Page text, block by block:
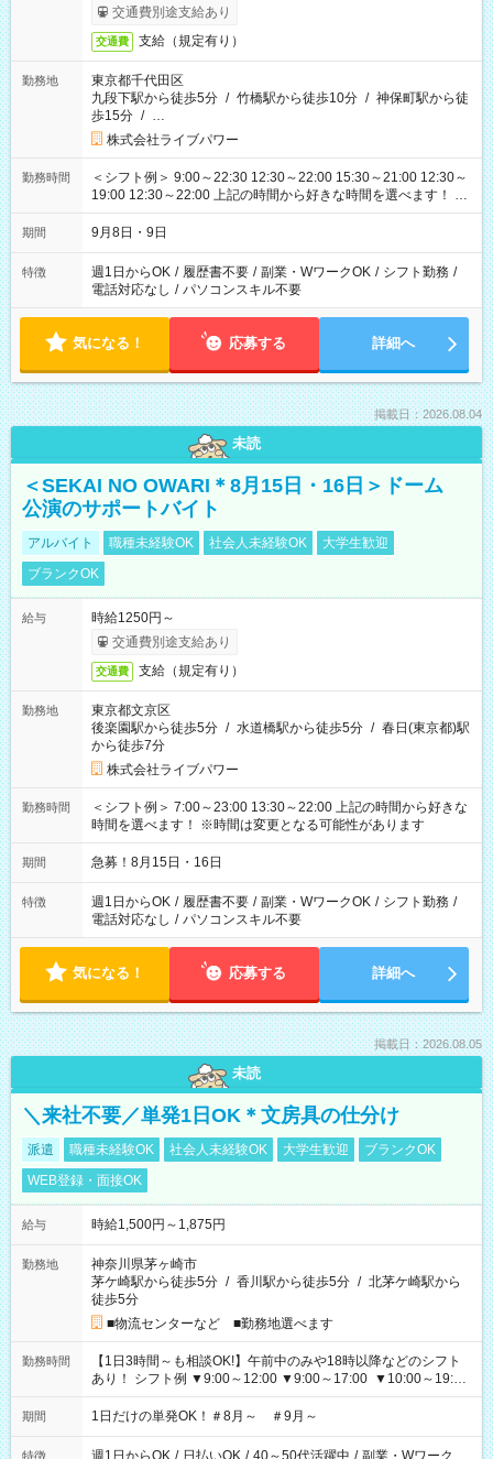
交通費別途支給あり
交通費 支給（規定有り）
勤務地
東京都千代田区
九段下駅から徒歩5分 / 竹橋駅から徒歩10分 / 神保町駅から徒
歩15分 / …
株式会社ライブパワー
勤務時間
＜シフト例＞ 9:00～22:30 12:30～22:00 15:30～21:00 12:30～
19:00 12:30～22:00 上記の時間から好きな時間を選べます！ ※
時間は変更となる可能性があります
期間 9月8日・9日
特徴 週1日からOK / 履歴書不要 / 副業・WワークOK / シフト勤務 /
電話対応なし / パソコンスキル不要
気になる！ 応募する 詳細へ
掲載日：2026.08.04
未読
＜SEKAI NO OWARI＊8月15日・16日＞ドーム
公演のサポートバイト
アルバイト 職種未経験OK 社会人未経験OK
大学生歓迎
ブランクOK
給与
時給1250円～
交通費別途支給あり
交通費 支給（規定有り）
勤務地
東京都文京区
後楽園駅から徒歩5分 / 水道橋駅から徒歩5分 / 春日(東京都)駅
から徒歩7分
株式会社ライブパワー
勤務時間
＜シフト例＞ 7:00～23:00 13:30～22:00 上記の時間から好きな
時間を選べます！ ※時間は変更となる可能性があります
期間 急募！8月15日・16日
特徴 週1日からOK / 履歴書不要 / 副業・WワークOK / シフト勤務 /
電話対応なし / パソコンスキル不要
気になる！ 応募する 詳細へ
掲載日：2026.08.05
未読
＼来社不要／単発1日OK＊文房具の仕分け
派遣 職種未経験OK 社会人未経験OK 大学生歓迎
ブランクOK
WEB登録・面接OK
給与 時給1,500円～1,875円
勤務地
神奈川県茅ヶ崎市
茅ケ崎駅から徒歩5分 / 香川駅から徒歩5分 / 北茅ケ崎駅から
徒歩5分
■物流センターなど ■勤務地選べます
勤務時間
【1日3時間～も相談OK!】午前中のみや18時以降などのシフト
あり！ シフト例 ▼9:00～12:00 ▼9:00～17:00 ▼10:00～19:00
▼18:00～21:00
期間 1日だけの単発OK！＃8月～ ＃9月～
特徴 週1日からOK / 日払いOK / 40～50代活躍中 / 副業・Wワーク